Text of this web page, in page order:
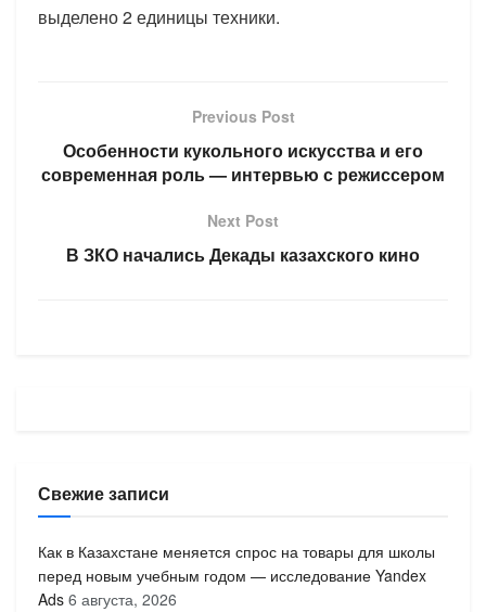
выделено 2 единицы техники.
Previous Post
Особенности кукольного искусства и его
современная роль — интервью с режиссером
Next Post
В ЗКО начались Декады казахского кино
Свежие записи
Как в Казахстане меняется спрос на товары для школы
перед новым учебным годом — исследование Yandex
Ads 6 августа, 2026